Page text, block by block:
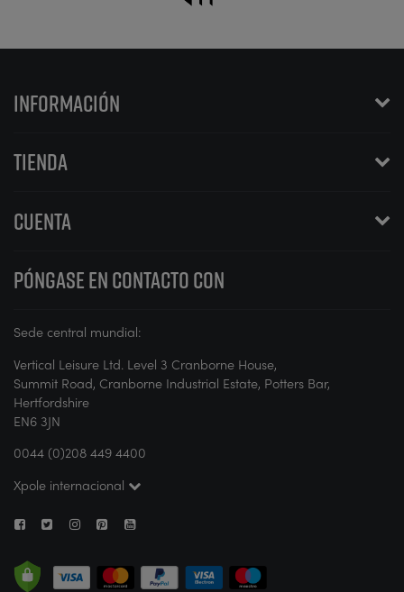
INFORMACIÓN
TIENDA
CUENTA
PÓNGASE EN CONTACTO CON
Sede central mundial:
Vertical Leisure Ltd. Level 3 Cranborne House,
Summit Road, Cranborne Industrial Estate, Potters Bar,
Hertfordshire
EN6 3JN
0044 (0)208 449 4400
Xpole internacional